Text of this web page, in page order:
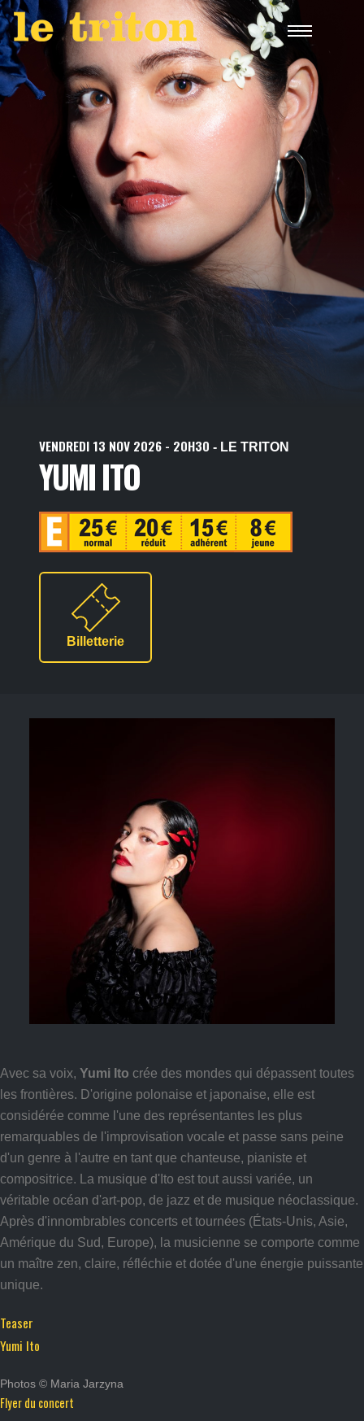
VENDREDI 13 NOV 2026 - 20H30 - LE TRITON
YUMI ITO
Billetterie
Avec sa voix, Yumi Ito crée des mondes qui dépassent toutes
les frontières. D'origine polonaise et japonaise, elle est
considérée comme l'une des représentantes les plus
remarquables de l'improvisation vocale et passe sans peine
d'un genre à l'autre en tant que chanteuse, pianiste et
compositrice. La musique d'Ito est tout aussi variée, un
véritable océan d'art-pop, de jazz et de musique néoclassique.
Après d'innombrables concerts et tournées (États-Unis, Asie,
Amérique du Sud, Europe), la musicienne se comporte comme
un maître zen, claire, réfléchie et dotée d'une énergie puissante
unique.
Teaser
Yumi Ito
Photos © Maria Jarzyna
Flyer du concert